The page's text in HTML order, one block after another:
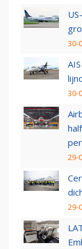
30-
30-
29-
29-